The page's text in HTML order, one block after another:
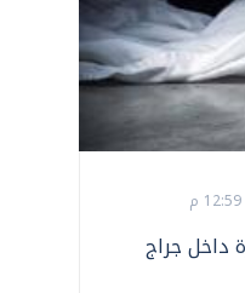
داخل جراج